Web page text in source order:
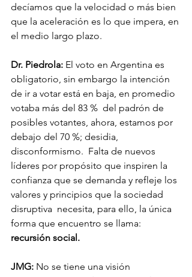
decíamos que la velocidad o más bien
que la aceleración es lo que impera, en
el medio largo plazo.
Dr. Piedrola: El voto en Argentina es
obligatorio, sin embargo la intención
de ir a votar está en baja, en promedio
votaba más del 83 %  del padrón de
posibles votantes, ahora, estamos por
debajo del 70 %; desidia,
disconformismo.  Falta de nuevos
líderes por propósito que inspiren la
confianza que se demanda y refleje los
valores y principios que la sociedad
disruptiva  necesita, para ello, la única
forma que encuentro se llama:
recursión social.
JMG: No se tiene una visión